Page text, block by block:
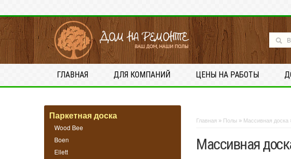
ГЛАВНАЯ ДЛЯ КОМПАНИЙ ЦЕНЫ НА РАБОТЫ
Паркетная доска
Wood Bee
Boen
Ellett
Главная » Полы » Массивная доска
Массивная